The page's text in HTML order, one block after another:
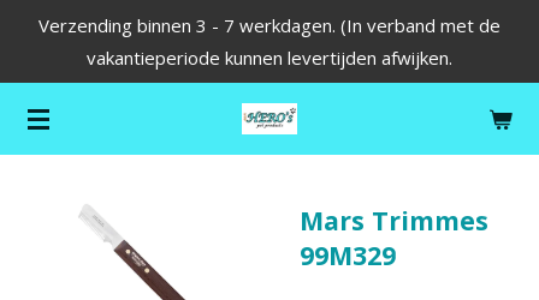
de
hoofdinhoud
Verzending binnen 3 - 7 werkdagen. (In verband met de
vakantieperiode kunnen levertijden afwijken.
Mars Trimmes
99M329